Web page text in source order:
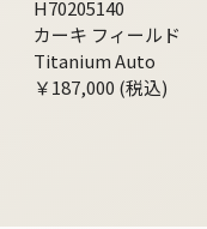
H70205140
カーキ フィールド
Titanium Auto
￥187,000 (税込)